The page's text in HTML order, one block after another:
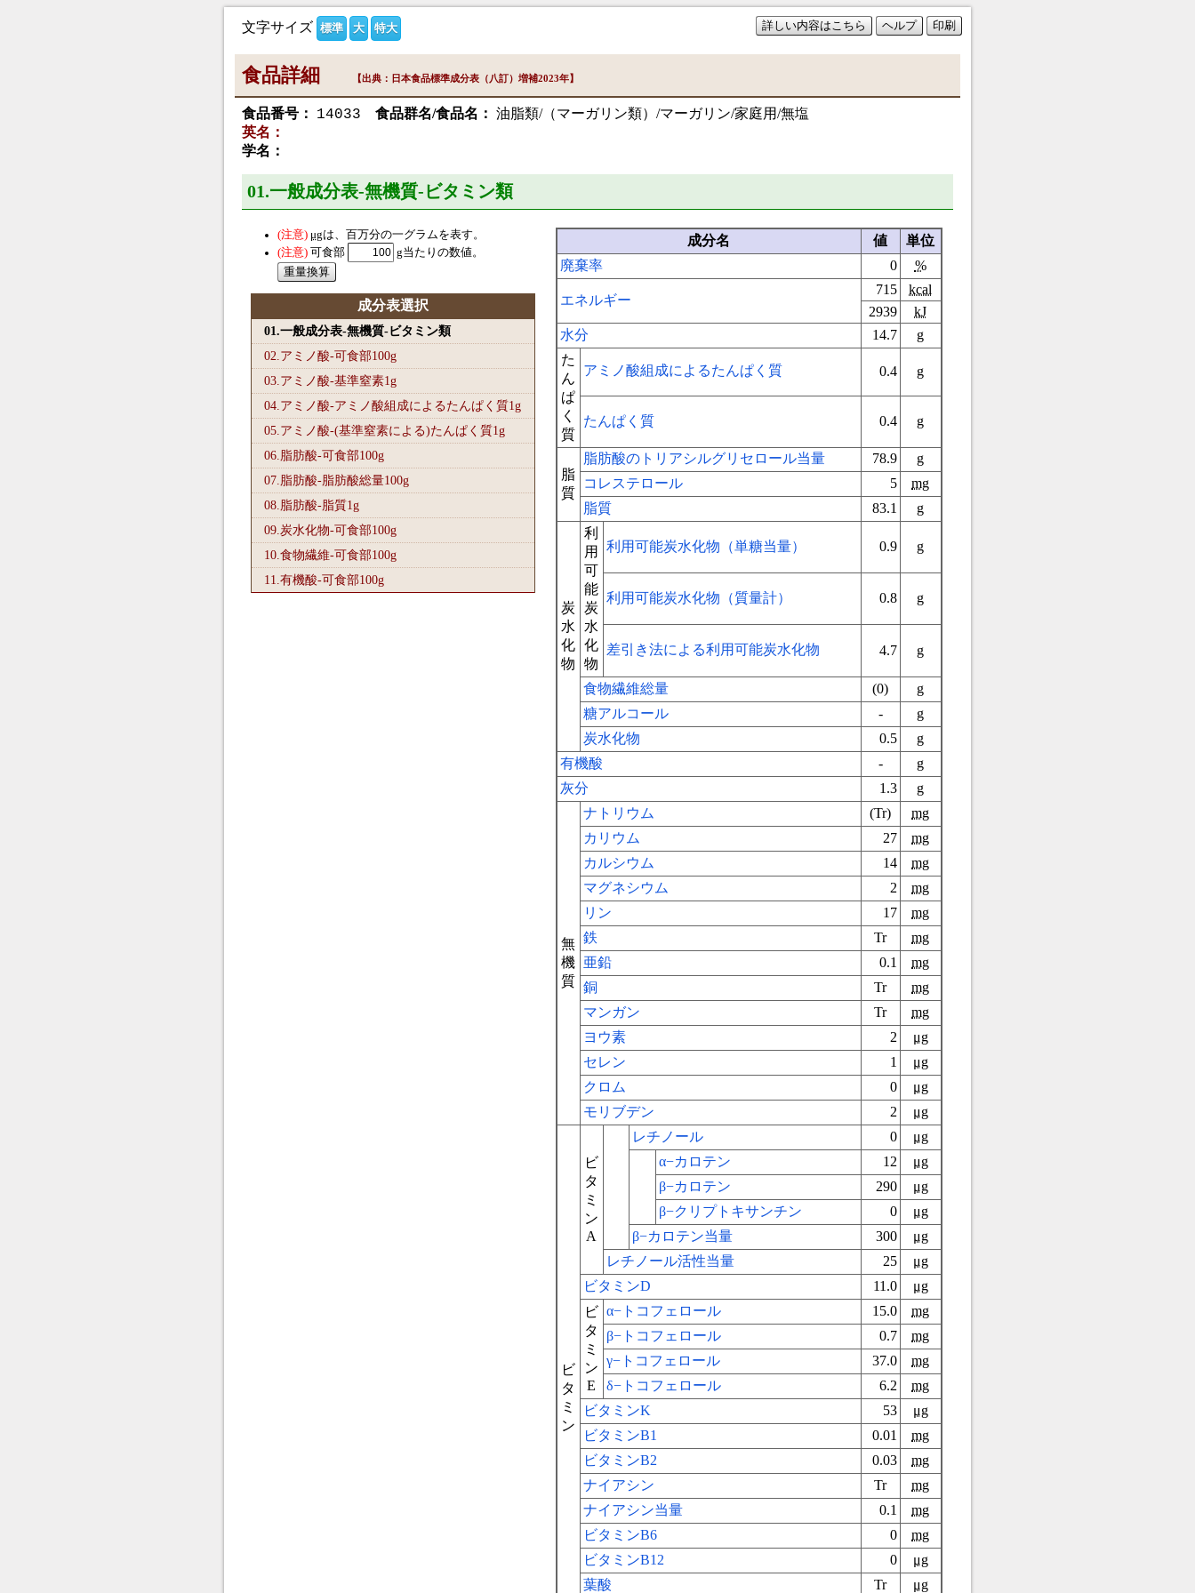
詳しい内容はこちら ヘルプ 印刷
文字サイズ 標準 大 特大
食品詳細 【出典：日本食品標準成分表（八訂）増補2023年】
食品番号： 14033 食品群名/食品名： 油脂類/（マーガリン類）/マーガリン/家庭用/無塩
英名：
学名：
01.一般成分表-無機質-ビタミン類
μgは、百万分の一グラムを表す。
可食部
g当たりの数値。
成分表選択
01.一般成分表-無機質-ビタミン類
02.アミノ酸-可食部100g
03.アミノ酸-基準窒素1g
04.アミノ酸-アミノ酸組成によるたんぱく質1g
05.アミノ酸-(基準窒素による)たんぱく質1g
06.脂肪酸-可食部100g
07.脂肪酸-脂肪酸総量100g
08.脂肪酸-脂質1g
09.炭水化物-可食部100g
10.食物繊維-可食部100g
11.有機酸-可食部100g
成分名 値
単位
廃棄率
0 %
エネルギー
715
kcal
2939
kJ
水分
14.7
g
た
ん
ぱ
く
質
アミノ酸組成によるたんぱく質 0.4 g
たんぱく質 0.4 g
脂
質
脂肪酸のトリアシルグリセロール当量 78.9
g
コレステロール
5
mg
脂質
83.1 g
炭
水
化
物
利
用
可
能
炭
水
化
物
利用可能炭水化物（単糖当量） 0.9 g
利用可能炭水化物（質量計） 0.8 g
差引き法による利用可能炭水化物 4.7 g
食物繊維総量 (0)
g
糖アルコール
-
g
炭水化物
0.5
g
有機酸
-
g
灰分
1.3 g
無
機
質
ナトリウム (Tr)
mg
カリウム
27
mg
カルシウム
14
mg
マグネシウム
2
mg
リン
17
mg
鉄
Tr
mg
亜鉛
0.1
mg
銅
Tr
mg
マンガン
Tr
mg
ヨウ素
2
μg
セレン
1
μg
クロム
0
μg
モリブデン
2 μg
ビ
タ
ミ
ン
ビ
タ
ミ
ン
A
レチノール 0
μg
α−カロテン
12
μg
β−カロテン
290
μg
β−クリプトキサンチン
0
μg
β−カロテン当量
300
μg
レチノール活性当量
25
μg
ビタミンD
11.0
μg
ビ
タ
ミ
ン
E
α−トコフェロール 15.0
mg
β−トコフェロール
0.7
mg
γ−トコフェロール
37.0
mg
δ−トコフェロール
6.2
mg
ビタミンK
53
μg
ビタミンB1
0.01
mg
ビタミンB2
0.03
mg
ナイアシン
Tr
mg
ナイアシン当量
0.1
mg
ビタミンB6
0
mg
ビタミンB12
0
μg
葉酸
Tr μg